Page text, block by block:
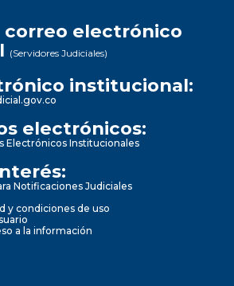
correo electrónico
(Servidores Judiciales)
institucional:
electrónicos:
Electrónicos Institucionales
Notificaciones Judiciales
y condiciones de uso
a la información